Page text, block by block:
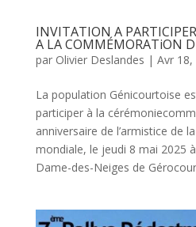
INVITATION A PARTICIPER
A LA COMMÉMORATiON
par Olivier Deslandes | Avr 18,
La population Génicourtoise
participer à la
anniversaire de l’armistice de
mondiale, le jeudi 8 mai 2025
Dame-des-Neiges de